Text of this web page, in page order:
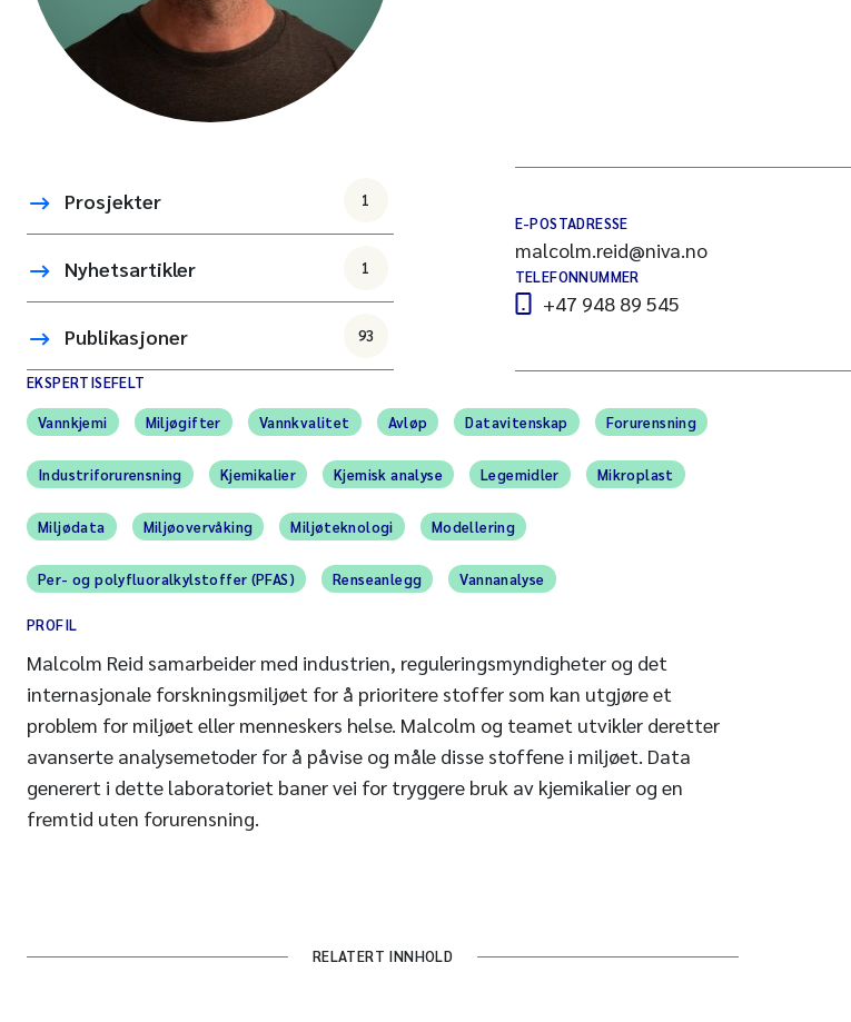
Prosjekter 1
Nyhetsartikler 1
Publikasjoner 93
E-POSTADRESSE
malcolm.reid@niva.no
TELEFONNUMMER
+47 948 89 545
EKSPERTISEFELT
Vannkjemi Miljøgifter Vannkvalitet Avløp Datavitenskap Forurensning
Industriforurensning Kjemikalier Kjemisk analyse Legemidler Mikroplast
Miljødata Miljøovervåking Miljøteknologi Modellering
Per- og polyfluoralkylstoffer (PFAS) Renseanlegg Vannanalyse
PROFIL
Malcolm Reid samarbeider med industrien, reguleringsmyndigheter og det
internasjonale forskningsmiljøet for å prioritere stoffer som kan utgjøre et
problem for miljøet eller menneskers helse. Malcolm og teamet utvikler deretter
avanserte analysemetoder for å påvise og måle disse stoffene i miljøet. Data
generert i dette laboratoriet baner vei for tryggere bruk av kjemikalier og en
fremtid uten forurensning.
RELATERT INNHOLD